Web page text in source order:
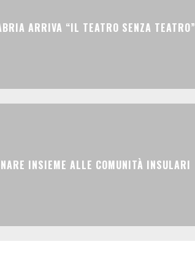
ARRIVA “IL TEATRO SENZA TEATRO”
INSIEME ALLE COMUNITÀ INSULARI